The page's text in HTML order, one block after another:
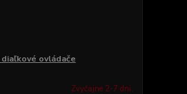
diaľkové ovládače
Zvyčajne 2-7 dni.